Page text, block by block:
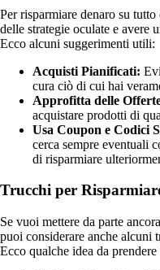
Per risparmiare denaro su
delle strategie oculate e avere
Ecco alcuni suggerimenti utili:
Acquisti Pianificati:
cura ciò di cui hai
Approfitta delle
acquistare prodotti di
Usa Coupon e Codici
cerca sempre eventuali
di risparmiare
Trucchi per
Se vuoi mettere da parte
puoi considerare anche alcuni
Ecco qualche idea da